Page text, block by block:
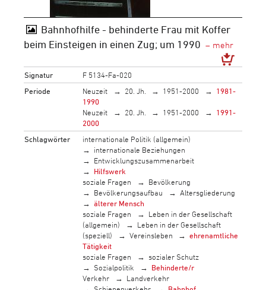
Bahnhofhilfe - behinderte Frau mit Koffer
beim Einsteigen in einen Zug; um 1990
Signatur
F 5134-Fa-020
Periode
Neuzeit 20. Jh. 1951-2000
1981-
1990
Neuzeit
20. Jh. 1951-2000
1991-
2000
Schlagwörter
internationale Politik (allgemein)
internationale Beziehungen
Entwicklungszusammenarbeit
Hilfswerk
soziale Fragen
Bevölkerung
Bevölkerungsaufbau
Altersgliederung
älterer Mensch
soziale Fragen
Leben in der Gesellschaft
(allgemein)
Leben in der Gesellschaft
(speziell)
Vereinsleben
ehrenamtliche
Tätigkeit
soziale Fragen
sozialer Schutz
Sozialpolitik
Behinderte/r
Verkehr
Landverkehr